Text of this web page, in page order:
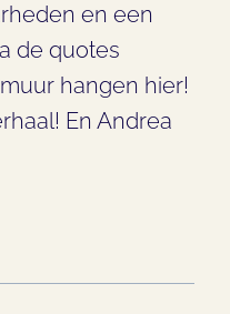
en een
de quotes
hangen hier!
En Andrea